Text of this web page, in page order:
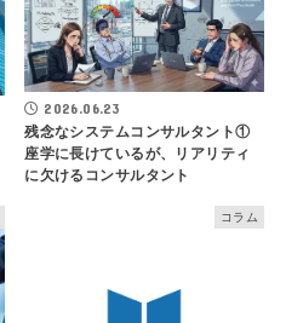
2026.06.23
残念なシステムコンサルタント①
座学に長けているが、リアリティ
に欠けるコンサルタント
コラム